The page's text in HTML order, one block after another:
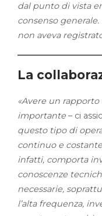
dal punto di vista
consenso generale.
non aveva
La
«Avere un
importante – ci
questo tipo di
continuo e
infatti, comporta
conoscenze
necessarie,
l’alta frequenza,